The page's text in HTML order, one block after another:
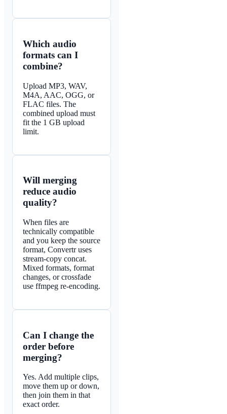
Which audio
formats can I
combine?
Upload MP3, WAV,
M4A, AAC, OGG, or
FLAC files. The
combined upload must
fit the 1 GB upload
limit.
Will merging
reduce audio
quality?
When files are
technically compatible
and you keep the source
format, Convertr uses
stream-copy concat.
Mixed formats, format
changes, or crossfade
use ffmpeg re-encoding.
Can I change the
order before
merging?
Yes. Add multiple clips,
move them up or down,
then join them in that
exact order.